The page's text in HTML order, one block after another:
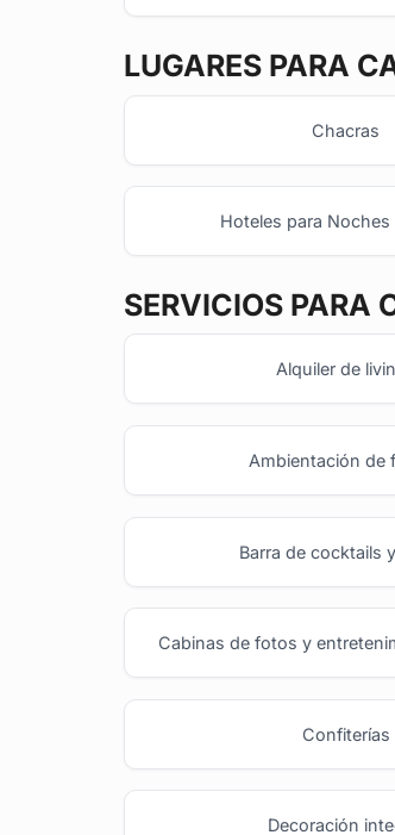
LUGARES PARA
Chacras
Hoteles para Noches
SERVICIOS PARA
Alquiler de
Ambientación de
Barra de cocktails
Cabinas de fotos y
Confiterías
Decoración